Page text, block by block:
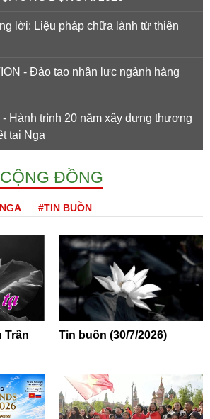
lời: Liệu pháp chữa lành từ thiên
- Đào tạo nhân lực ngành hàng
Hành trình 20 năm xây dựng thương
tại Nga
CỘNG ĐỒNG
#TIN BUỒN
Trần
Tin buồn (30/7/2026)